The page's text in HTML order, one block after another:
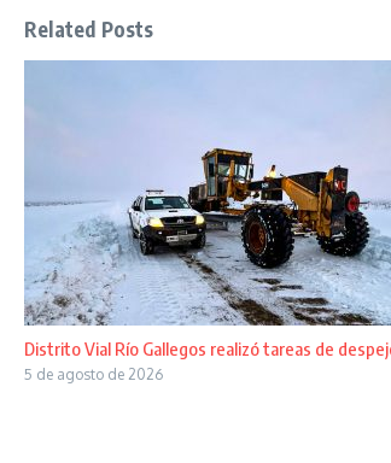
Related Posts
Distrito Vial Río Gallegos realizó tareas de
5 de agosto de 2026